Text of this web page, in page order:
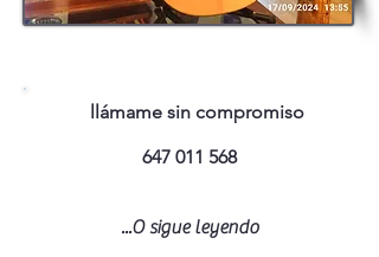
llámame sin compromiso
647 011 568
...O sigue leyendo